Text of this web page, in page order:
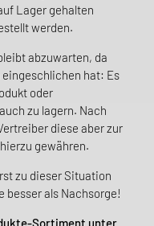
Lager gehalten
werden.
abzuwarten, da
hat: Es
oder
zu lagern. Nach
diese aber zur
gewähren.
zu dieser Situation
besser als Nachsorge!
Sortiment unter